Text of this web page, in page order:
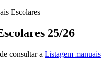
Escolares
25/26
consultar a Listagem manuais